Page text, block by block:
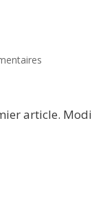
article.